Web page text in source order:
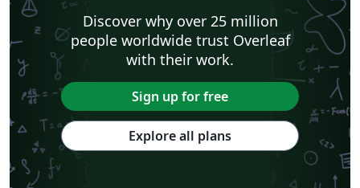
Discover why over 25 million
people worldwide trust Overleaf
with their work.
Sign up for free
Explore all plans